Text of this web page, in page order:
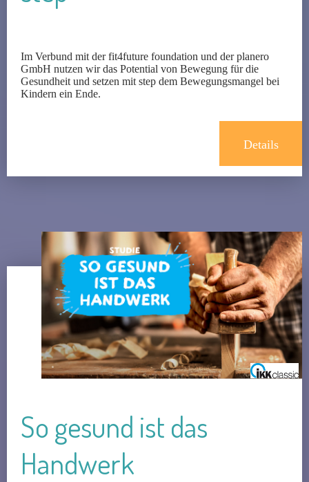
Im Verbund mit der fit4future foundation und der planero
GmbH nutzen wir das Potential von Bewegung für die
Gesundheit und setzen mit step dem Bewegungsmangel bei
Kindern ein Ende.
Details
So gesund ist das
Handwerk